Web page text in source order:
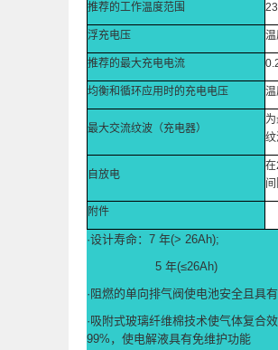
推荐的工作温度范围
浮充电压
推荐的最大充电电流
均衡和循环应用时的充电电压
最大交流纹波（充电器）
自放电
附件
·设计寿命：7 年(> 26Ah);
5 年(≤26Ah)
·阻燃的单向排气阀使电池安全且具
·吸附式玻璃纤维棉技术使气体复合
99%，使电解液具有免维护功能